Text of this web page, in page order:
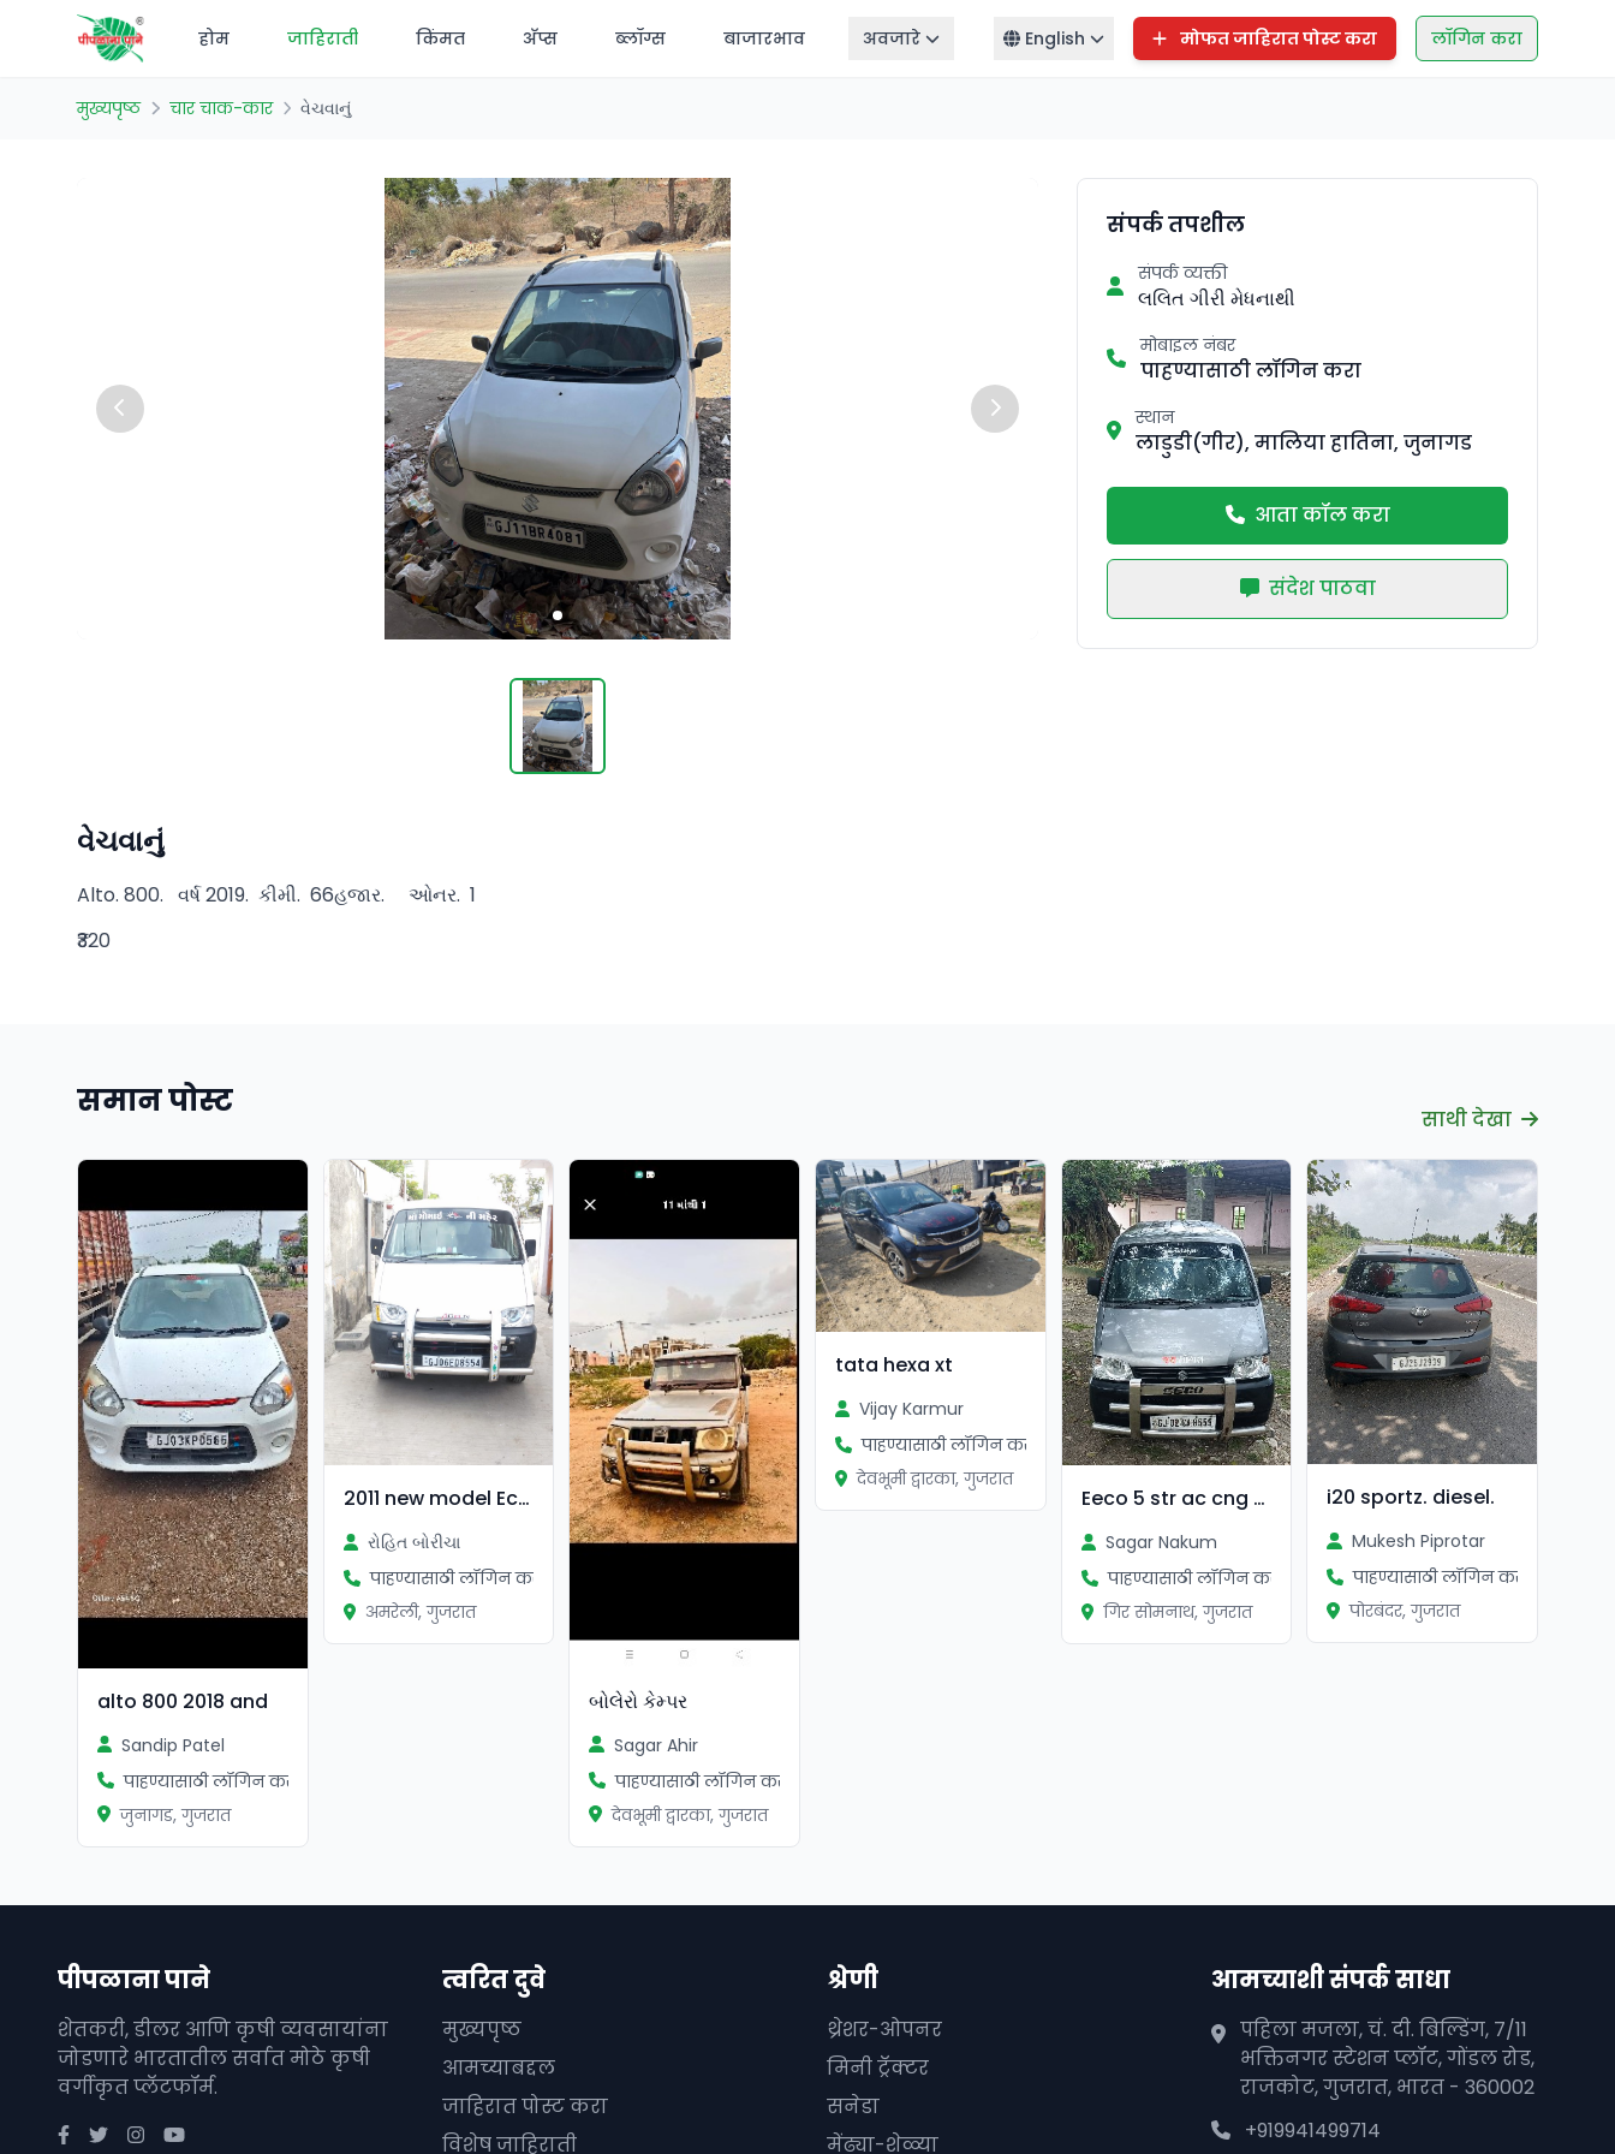
होम जाहिराती किंमत अ‍ॅप्स ब्लॉग्स बाजारभाव अवजारे English मोफत जाहिरात पोस्ट करा लॉगिन करा
मुख्यपृष्ठ चार चाक-कार વેચવાનું
વેચવાનું
Alto. 800.   વર્ષ 2019.  કીમી.  66હજાર.     ઓનર.  1
₹320
संपर्क तपशील
संपर्क व्यक्ती
લલિત ગીરી મેધનાથી
मोबाइल नंबर
पाहण्यासाठी लॉगिन करा
स्थान
लाडुडी(गीर), मालिया हातिना, जुनागड
आता कॉल करा
संदेश पाठवा
समान पोस्ट साथी देखा
alto 800 2018 and
Sandip Patel
पाहण्यासाठी लॉगिन करा
जुनागड, गुजरात
2011 new model Eco gadi
રોહિત બોરીચા
पाहण्यासाठी लॉगिन करा
अमरेली, गुजरात
બોલેરો કેમ્પર
Sagar Ahir
पाहण्यासाठी लॉगिन करा
देवभूमी द्वारका, गुजरात
tata hexa xt
Vijay Karmur
पाहण्यासाठी लॉगिन करा
देवभूमी द्वारका, गुजरात
Eeco 5 str ac cng 2015
Sagar Nakum
पाहण्यासाठी लॉगिन करा
गिर सोमनाथ, गुजरात
i20 sportz. diesel.
Mukesh Piprotar
पाहण्यासाठी लॉगिन करा
पोरबंदर, गुजरात
पीपळाना पाने
शेतकरी, डीलर आणि कृषी व्यवसायांना
जोडणारे भारतातील सर्वात मोठे कृषी
वर्गीकृत प्लॅटफॉर्म.
त्वरित दुवे
मुख्यपृष्ठ
आमच्याबद्दल
जाहिरात पोस्ट करा
विशेष जाहिराती
श्रेणी
थ्रेशर-ओपनर
मिनी ट्रॅक्टर
सनेडा
मेंढ्या-शेळ्या
आमच्याशी संपर्क साधा
पहिला मजला, चं. दी. बिल्डिंग, 7/11
भक्तिनगर स्टेशन प्लॉट, गोंडल रोड,
राजकोट, गुजरात, भारत - 360002
+919941499714